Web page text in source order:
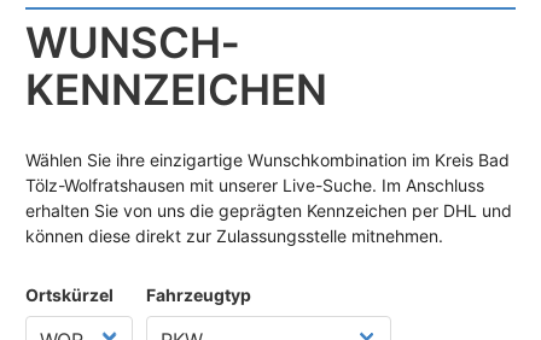
WUNSCH­
KENNZEICHEN
Wählen Sie ihre einzigartige Wunschkombination im Kreis Bad
Tölz-Wolfratshausen mit unserer Live-Suche. Im Anschluss
erhalten Sie von uns die geprägten Kennzeichen per DHL und
können diese direkt zur Zulassungsstelle mitnehmen.
Ortskürzel Fahrzeugtyp